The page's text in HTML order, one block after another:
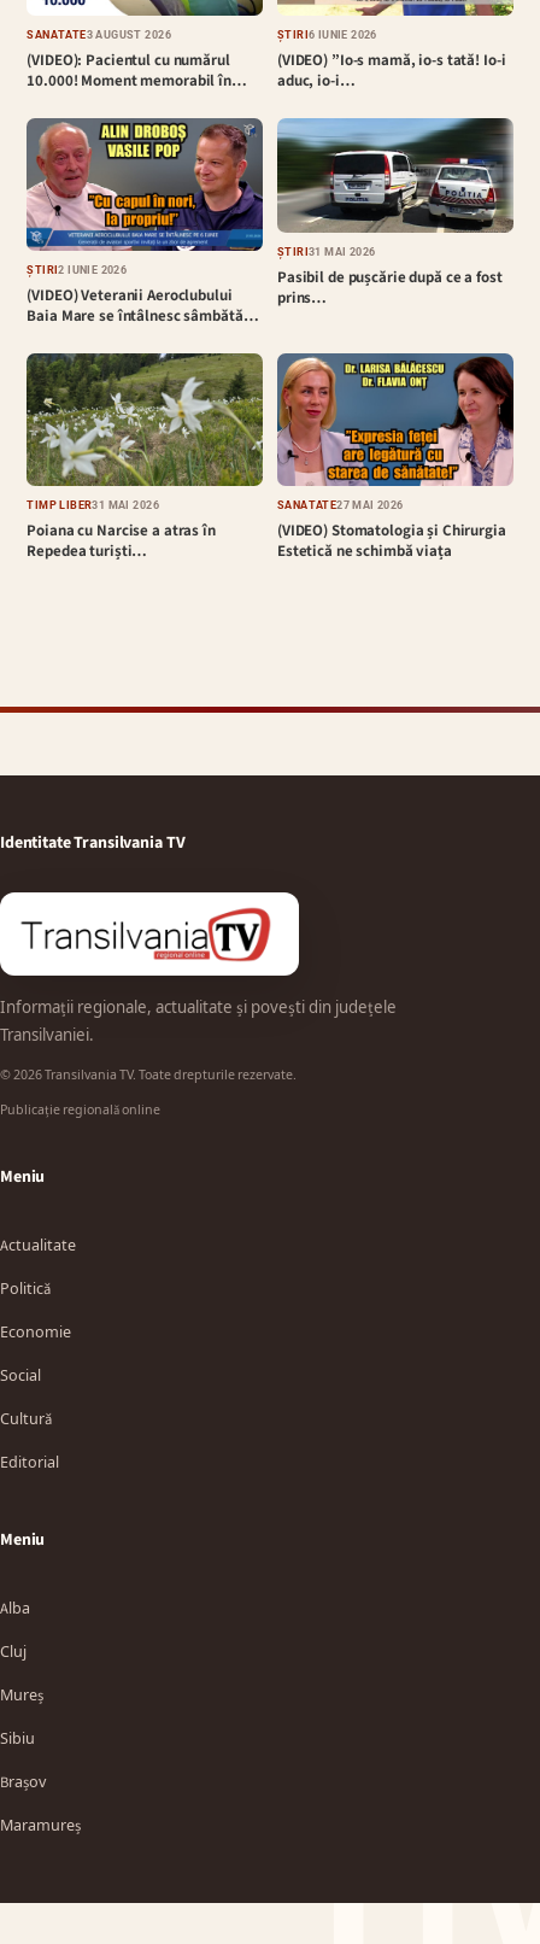
SĂNĂTATE3 AUGUST 2026
(VIDEO): Pacientul cu numărul
10.000! Moment memorabil în…
ȘTIRI6 IUNIE 2026
(VIDEO) ”Io-s mamă, io-s tată! Io-i
aduc, io-i…
ȘTIRI2 IUNIE 2026
(VIDEO) Veteranii Aeroclubului
Baia Mare se întâlnesc sâmbătă…
ȘTIRI31 MAI 2026
Pasibil de pușcărie după ce a fost
prins…
TIMP LIBER31 MAI 2026
Poiana cu Narcise a atras în
Repedea turiști…
SĂNĂTATE27 MAI 2026
(VIDEO) Stomatologia și Chirurgia
Estetică ne schimbă viața
Identitate Transilvania TV
Informații regionale, actualitate și povești din județele
Transilvaniei.
© 2026 Transilvania TV. Toate drepturile rezervate.
Publicație regională online
Meniu
Actualitate
Politică
Economie
Social
Cultură
Editorial
Meniu
Alba
Cluj
Mureș
Sibiu
Brașov
Maramureș